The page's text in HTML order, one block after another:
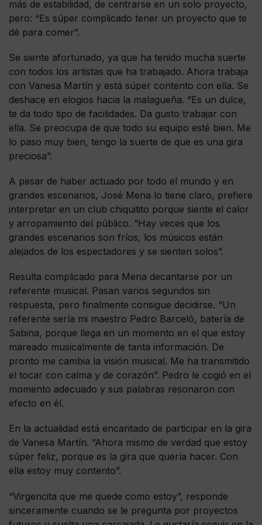
más de estabilidad, de centrarse en un solo proyecto,
pero: “Es súper complicado tener un proyecto que te
dé para comer”.
Se siente afortunado, ya que ha tenido mucha suerte
con todos los artistas que ha trabajado. Ahora trabaja
con Vanesa Martín y está súper contento con ella. Se
deshace en elogios hacia la malagueña. “Es un dulce,
te da todo tipo de facilidades. Da gusto trabajar con
ella. Se preocupa de que todo su equipo esté bien. Me
lo paso muy bien, tengo la suerte de que es una gira
preciosa”.
A pesar de haber actuado por todo el mundo y en
grandes escenarios, José Mena lo tiene claro, prefiere
interpretar en un club chiquitito porque siente el calor
y arropamiento del público. “Hay veces que los
grandes escenarios son fríos, los músicos están
alejados de los espectadores y se sienten solos”.
Resulta complicado para Mena decantarse por un
referente musical. Pasan varios segundos sin
respuesta, pero finalmente consigue decidirse. “Un
referente sería mi maestro Pedro Barceló, batería de
Sabina, porque llega en un momento en el que estoy
mareado musicalmente de tanta información. De
pronto me cambia la visión musical. Me ha transmitido
el tocar con calma y de corazón”. Pedro le cogió en el
momento adecuado y sus palabras resonaron con
efecto en él.
En la actualidad está encantado de participar en la gira
de Vanesa Martín. “Ahora mismo de verdad que estoy
súper feliz, porque es la gira que quería hacer. Con
ella estoy muy contento”.
“Virgencita que me quede como estoy”, responde
sinceramente cuando se le pregunta por proyectos